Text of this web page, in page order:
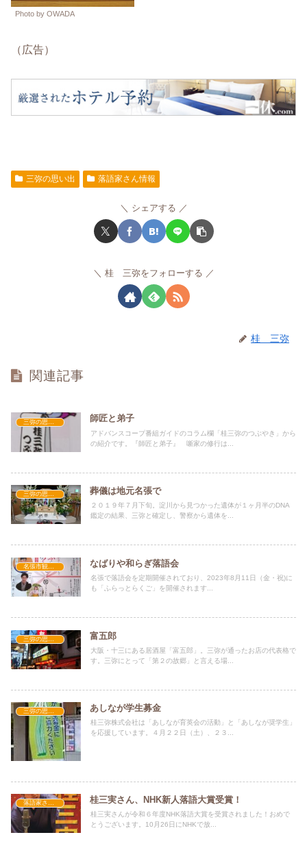
Photo by OWADA
（広告）
三弥の思い出 落語家さん情報
シェアする
桂 三弥をフォローする
桂 三弥
関連記事
師匠と弟子
アドバンスコープ番組ガイドのコラム欄「桂三弥のつぶやき」から
の紹介です。『師匠と弟子』 噺家の修行は...
三弥の思い出 葬儀は地元名張で
２０１９年７月下旬。淀川から見つかった遺体が１ヶ月半のDNA
鑑定の結果、三弥と確定し、警察から遺体を...
名張市観光大使活動 なばりや和らぎ落語会
名張で落語会を定期開催されており、2023年8月11日（金・祝)に
も「ふらっとらくご」を開催されます...
富五郎
大阪・十三にある居酒屋「富五郎」。三弥が通ったお店の代表格で
す。三弥にとって「第２の故郷」と言える場...
三弥の思い出 あしなが学生募金
桂三弥株式会社は「あしなが育英会の活動」と「あしなが奨学生」
を応援しています。４月２２日（土）、２３...
落語家さん情報 桂三実さん、NHK新人落語大賞受賞！
桂三実さんが令和６年度NHK落語大賞を受賞されました！おめで
とうございます。10月26日にNHKで放...